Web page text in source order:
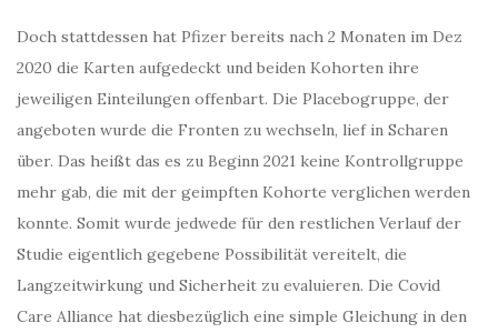
Doch stattdessen hat Pfizer bereits nach 2 Monaten im Dez
2020 die Karten aufgedeckt und beiden Kohorten ihre
jeweiligen Einteilungen offenbart. Die Placebogruppe, der
angeboten wurde die Fronten zu wechseln, lief in Scharen
über. Das heißt das es zu Beginn 2021 keine Kontrollgruppe
mehr gab, die mit der geimpften Kohorte verglichen werden
konnte. Somit wurde jedwede für den restlichen Verlauf der
Studie eigentlich gegebene Possibilität vereitelt, die
Langzeitwirkung und Sicherheit zu evaluieren. Die Covid
Care Alliance hat diesbezüglich eine simple Gleichung in den